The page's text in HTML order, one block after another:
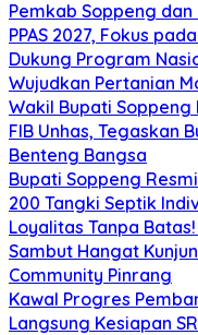
Pemkab Soppeng dan
PPAS 2027, Fokus
Dukung Program
Wujudkan Pertanian
Wakil Bupati
FIB Unhas, Tegaskan
Benteng Bangsa
Bupati Soppeng
200 Tangki Septik
Loyalitas Tanpa
Sambut Hangat
Community Pinrang
Kawal Progres
Langsung Kesiapan